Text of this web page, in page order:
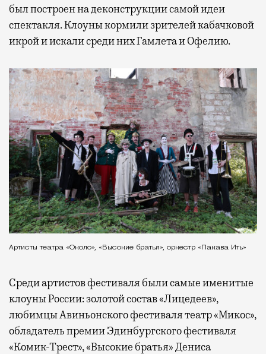
был построен на деконструкции самой идеи
спектакля. Клоуны кормили зрителей кабачковой
икрой и искали среди них Гамлета и Офелию.
Артисты театра «Около», «Высокие братья», оркестр «Пакава Ить»
Среди артистов фестиваля были самые именитые
клоуны России: золотой состав «Лицедеев»,
любимцы Авиньонского фестиваля театр «Микос»,
обладатель премии Эдинбургского фестиваля
«Комик-Трест», «Высокие братья» Дениса